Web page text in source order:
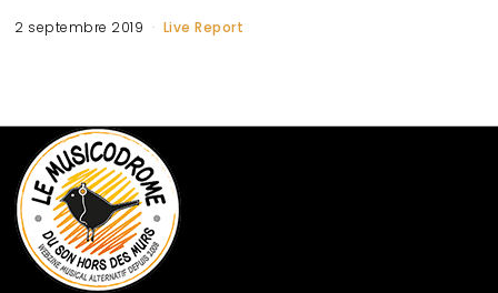
2 septembre 2019 Live Report